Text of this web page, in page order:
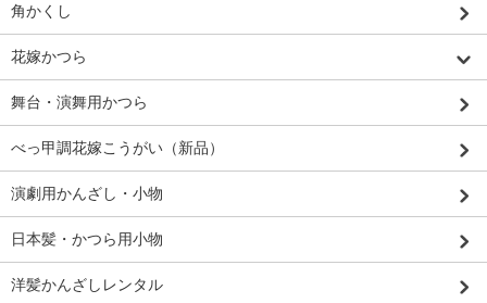
角かくし
花嫁かつら
舞台・演舞用かつら
べっ甲調花嫁こうがい（新品）
演劇用かんざし・小物
日本髪・かつら用小物
洋髪かんざしレンタル